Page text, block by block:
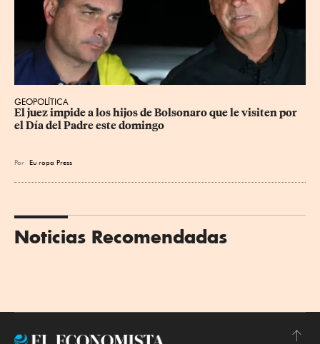
GEOPOLÍTICA
El juez impide a los hijos de Bolsonaro que le visiten por
el Día del Padre este domingo
Por Eu ropa Press
Noticias Recomendadas